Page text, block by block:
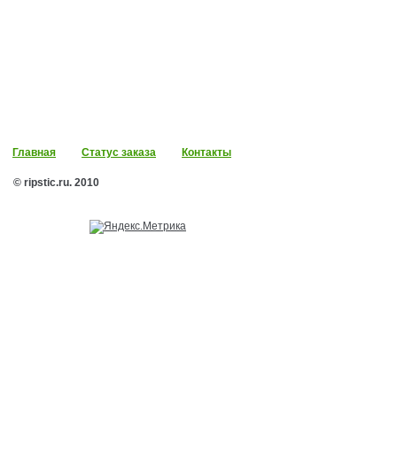
Главная Статус заказа Контакты
© ripstic.ru. 2010